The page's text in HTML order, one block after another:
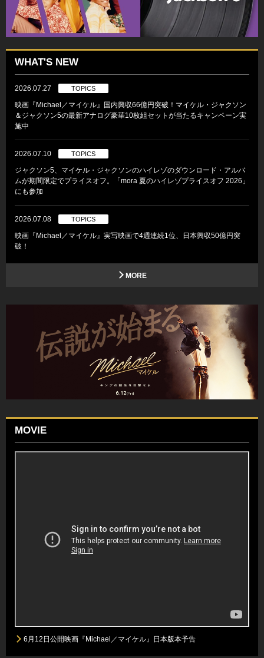
WHAT'S NEW
2026.07.27 TOPICS
映画『Michael／マイケル』国内興収66億円突破！マイケル・ジャクソン
＆ジャクソン5の最新アナログ豪華10枚組セットが当たるキャンペーン実
施中
2026.07.10 TOPICS
ジャクソン5、マイケル・ジャクソンのハイレゾのダウンロード・アルバ
ムが期間限定でプライスオフ。「mora 夏のハイレゾプライスオフ 2026」
にも参加
2026.07.08 TOPICS
映画『Michael／マイケル』実写映画で4週連続1位、日本興収50億円突
破！
MORE
MOVIE
6月12日公開映画『Michael／マイケル』日本版本予告